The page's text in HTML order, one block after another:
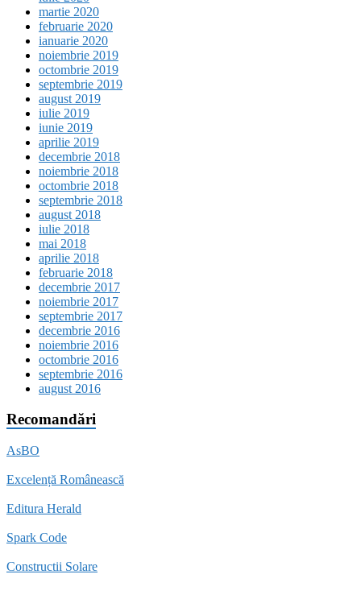
martie 2020
februarie 2020
ianuarie 2020
noiembrie 2019
octombrie 2019
septembrie 2019
august 2019
iulie 2019
iunie 2019
aprilie 2019
decembrie 2018
noiembrie 2018
octombrie 2018
septembrie 2018
august 2018
iulie 2018
mai 2018
aprilie 2018
februarie 2018
decembrie 2017
noiembrie 2017
septembrie 2017
decembrie 2016
noiembrie 2016
octombrie 2016
septembrie 2016
august 2016
Recomandări
AsBO
Excelență Românească
Editura Herald
Spark Code
Constructii Solare